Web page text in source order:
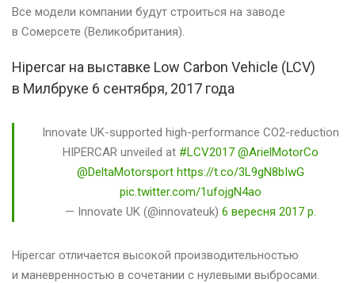
Все модели компании будут строиться на заводе
в Сомерсете (Великобритания).
Hipercar на выставке Low Carbon Vehicle (LCV)
в Милбруке 6 сентября, 2017 года
Innovate UK-supported high-performance CO2-reduction
HIPERCAR unveiled at #LCV2017 @ArielMotorCo
@DeltaMotorsport https://t.co/3L9gN8bIwG
pic.twitter.com/1ufojgN4ao
— Innovate UK (@innovateuk) 6 вересня 2017 р.
Hipercar отличается высокой производительностью
и маневренностью в сочетании с нулевыми выбросами.